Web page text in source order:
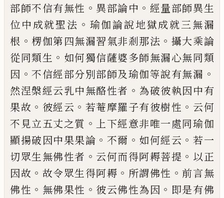
部師不信有無性 。 異部論中 。 經量部師異生
位中成就聖法 。 瑜伽論說地獄成就三無漏
根 。 楞伽第四無漏習氣非剎那法 。 攝大乘論
從同類生 。 如何獨信薩婆多師無漏心無同類
因 。不信經部分別部師及瑜伽等說有無漏 。
然涅槃經云乳中無酪性者 。 為破彼執因中有
果故 。 彼經云 。 若菴摩羅子有彼樹性 。 云何
不見立五丈之質 。 上下經意非唯一處同瑜伽
顯揚破因中果果論 。 不爾 。 如何經云 。若一
切眾生無佛性者 。 云何而得阿耨菩提 。 以正
因故 。 故令眾生得阿耨 。 所謂佛性 。前言無
佛性 。 無佛果性 。 彼云佛性為因 。 即是有佛